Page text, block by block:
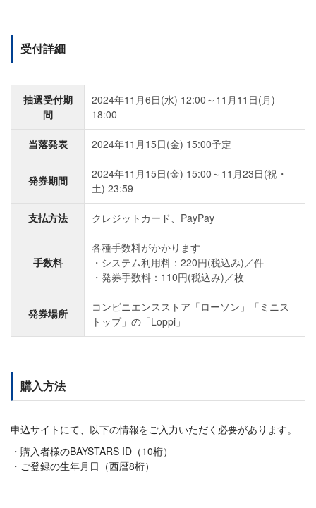
受付詳細
抽選受付期
間
2024年11月6日(水) 12:00～11月11日(月)
18:00
当落発表 2024年11月15日(金) 15:00予定
発券期間
2024年11月15日(金) 15:00～11月23日(祝・
土) 23:59
支払方法 クレジットカード、PayPay
手数料
各種手数料がかかります
システム利用料：220円(税込み)／件
発券手数料：110円(税込み)／枚
発券場所
コンビニエンスストア「ローソン」「ミニス
トップ」の「Loppi」
購入方法
申込サイトにて、以下の情報をご入力いただく必要があります。
購入者様のBAYSTARS ID（10桁）
ご登録の生年月日（西暦8桁）